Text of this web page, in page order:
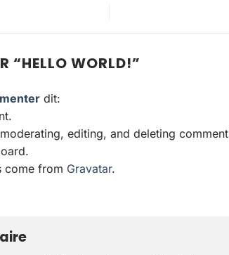
“HELLO WORLD!”
dit:
editing, and deleting
come from Gravatar.